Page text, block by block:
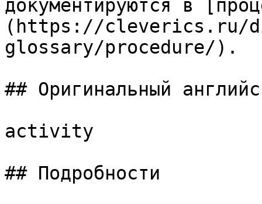
документируются в
(https://cleverics.ru/
glossary/procedure/).
## Оригинальный
activity
## Подробности